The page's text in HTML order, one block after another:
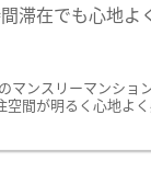
滞在でも心地よ
ンスリーマンシ
間が明るく心地よ